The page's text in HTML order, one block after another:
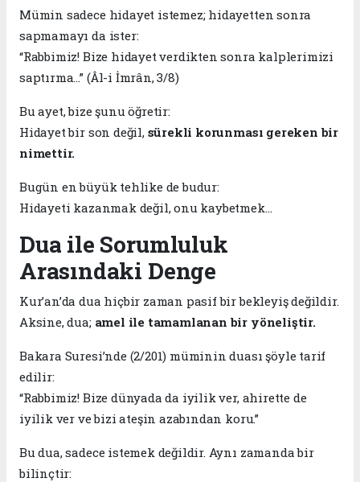
Mümin sadece hidayet istemez; hidayetten sonra
sapmamayı da ister:
“Rabbimiz! Bize hidayet verdikten sonra kalplerimizi
saptırma…” (Âl-i İmrân, 3/8)
Bu ayet, bize şunu öğretir:
Hidayet bir son değil, sürekli korunması gereken bir
nimettir.
Bugün en büyük tehlike de budur:
Hidayeti kazanmak değil, onu kaybetmek…
Dua ile Sorumluluk
Arasındaki Denge
Kur’an’da dua hiçbir zaman pasif bir bekleyiş değildir.
Aksine, dua; amel ile tamamlanan bir yöneliştir.
Bakara Suresi’nde (2/201) müminin duası şöyle tarif
edilir:
“Rabbimiz! Bize dünyada da iyilik ver, ahirette de
iyilik ver ve bizi ateşin azabından koru.”
Bu dua, sadece istemek değildir. Aynı zamanda bir
bilinçtir: